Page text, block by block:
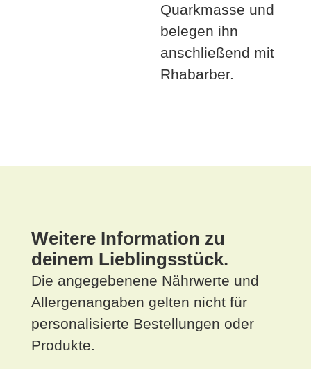
Quarkmasse und
belegen ihn
anschließend mit
Rhabarber.
Weitere Information zu
deinem Lieblingsstück.
Die angegebenene Nährwerte und
Allergenangaben gelten nicht für
personalisierte Bestellungen oder
Produkte.